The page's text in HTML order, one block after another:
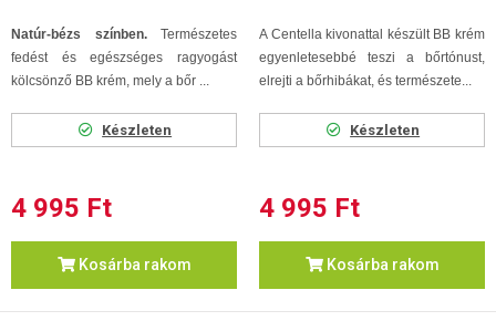
Natúr-bézs színben.Természetes
fedést és egészséges ragyogást
kölcsönző BB krém, mely a bőr ...
Készleten
4 995 Ft
Kosárba rakom
A Centella kivonattal készült BB krém
egyenletesebbé teszi a bőrtónust,
elrejti a bőrhibákat, és természete...
Készleten
4 995 Ft
Kosárba rakom